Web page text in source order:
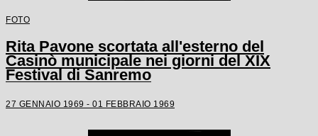
FOTO
Rita Pavone scortata all'esterno del
Casinò municipale nei giorni del XIX
Festival di Sanremo
27 GENNAIO 1969 - 01 FEBBRAIO 1969